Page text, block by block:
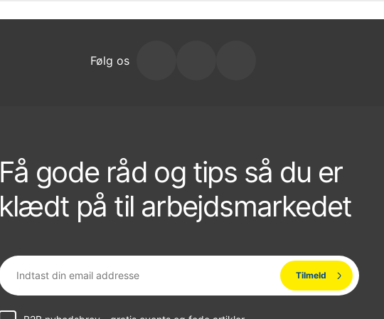
Følg os
Få gode råd og tips så du er
klædt på til arbejdsmarkedet